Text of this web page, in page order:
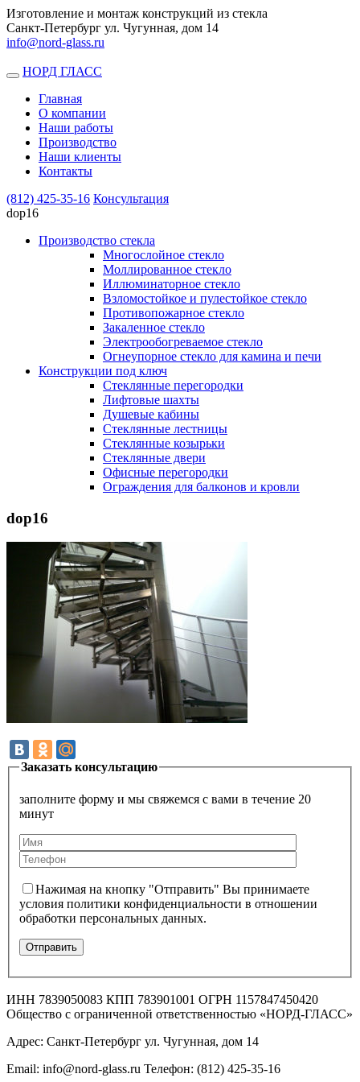
Изготовление и монтаж конструкций из стекла
Санкт-Петербург ул. Чугунная, дом 14
info@nord-glass.ru
Toggle
navigation
НОРД ГЛАСС
Главная
О компании
Наши работы
Производство
Наши клиенты
Контакты
(812) 425-35-16 Консультация
dop16
Производство стекла
Многослойное стекло
Моллированное стекло
Иллюминаторное стекло
Взломостойкое и пулестойкое стекло
Противопожарное стекло
Закаленное стекло
Электрообогреваемое стекло
Огнеупорное стекло для камина и печи
Конструкции под ключ
Стеклянные перегородки
Лифтовые шахты
Душевые кабины
Cтеклянные лестницы
Cтеклянные козырьки
Cтеклянные двери
Офисные перегородки
Ограждения для балконов и кровли
dop16
Заказать консультацию
заполните форму и мы свяжемся с вами в течение 20
минут
Нажимая на кнопку "Отправить" Вы принимаете
условия политики конфиденциальности в отношении
обработки персональных данных.
ИНН 7839050083 КПП 783901001 ОГРН 1157847450420
Общество с ограниченной ответственностью «НОРД-ГЛАСС»
Адрес: Санкт-Петербург ул. Чугунная, дом 14
Email: info@nord-glass.ru Телефон: (812) 425-35-16